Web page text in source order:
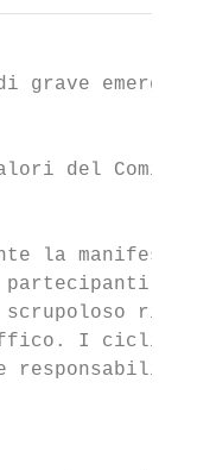
grave
del
la
I ciclisti
responsabili